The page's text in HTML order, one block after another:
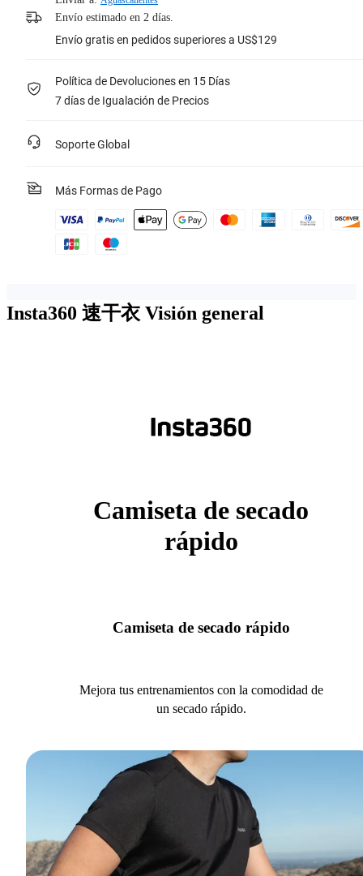
Envío estimado en 2 días.
Envío gratis en pedidos superiores a US$129
Política de Devoluciones en 15 Días
7 días de Igualación de Precios
Soporte Global
Más Formas de Pago
Insta360 速干衣 Visión general
Camiseta de secado
rápido
Camiseta de secado rápido
Mejora tus entrenamientos con la comodidad de
un secado rápido.